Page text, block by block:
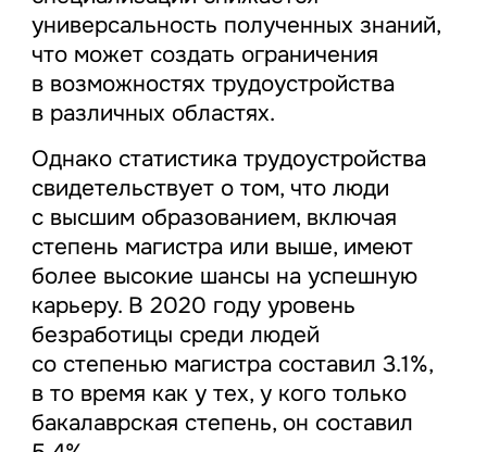
универсальность полученных знаний,
что может создать ограничения
в возможностях трудоустройства
в различных областях.
Однако статистика трудоустройства
свидетельствует о том, что люди
с высшим образованием, включая
степень магистра или выше, имеют
более высокие шансы на успешную
карьеру. В 2020 году уровень
безработицы среди людей
со степенью магистра составил 3.1%,
в то время как у тех, у кого только
бакалаврская степень, он составил